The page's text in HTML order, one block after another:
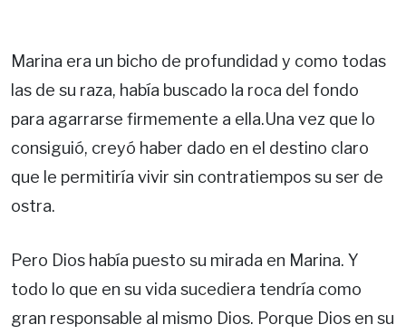
Marina era un bicho de profundidad y como todas
las de su raza, había buscado la roca del fondo
para agarrarse firmemente a ella.Una vez que lo
consiguió, creyó haber dado en el destino claro
que le permitiría vivir sin contratiempos su ser de
ostra.
Pero Dios había puesto su mirada en Marina. Y
todo lo que en su vida sucediera tendría como
gran responsable al mismo Dios. Porque Dios en su